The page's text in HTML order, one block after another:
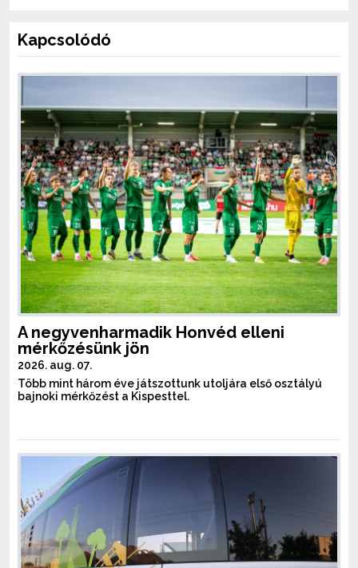
Kapcsolódó
A negyvenharmadik Honvéd elleni
mérkőzésünk jön
2026. aug. 07.
Több mint három éve játszottunk utoljára első osztályú
bajnoki mérkőzést a Kispesttel.